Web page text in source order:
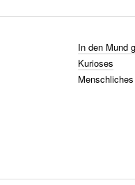
In den Mund
Kurioses
Menschliches